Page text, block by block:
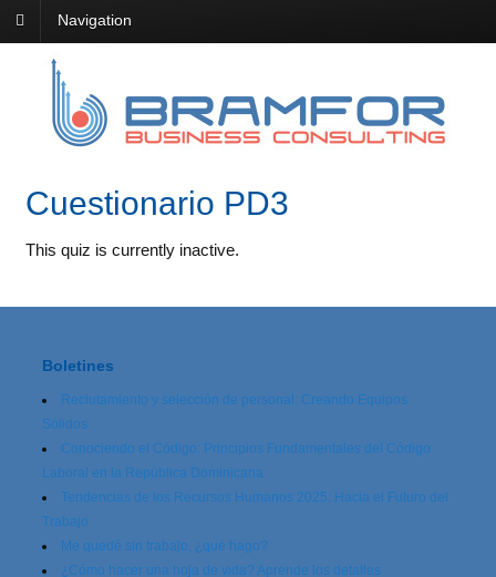
Navigation
Cuestionario PD3
This quiz is currently inactive.
Boletines
Reclutamiento y selección de personal: Creando Equipos
Sólidos
Conociendo el Código: Principios Fundamentales del Código
Laboral en la República Dominicana
Tendencias de los Recursos Humanos 2025: Hacia el Futuro del
Trabajo
Me quedé sin trabajo, ¿qué hago?
¿Cómo hacer una hoja de vida? Aprende los detalles